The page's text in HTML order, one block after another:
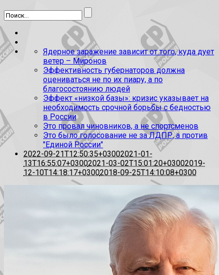
Ядерное заражение зависит от того, куда дует
ветер – Миронов
Эффективность губернаторов должна
оцениваться не по их пиару, а по
благосостоянию людей
Эффект «низкой базы»: кризис указывает на
необходимость срочной борьбы с бедностью
в России
Это провал чиновников, а не спортсменов
Это было голосование не за ЛДПР, а против
"Единой России"
2022-09-21T12:50:35+03002021-01-
13T16:55:07+03002021-03-02T15:01:20+03002019-
12-10T14:18:17+03002018-09-25T14:10:08+0300